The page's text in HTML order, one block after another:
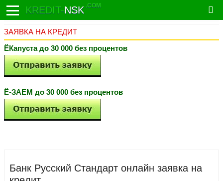
KREDIT-NSK .COM
ЗАЯВКА НА КРЕДИТ
ЁКапуста до 30 000 без процентов
Ё-ЗАЕМ до 30 000 без процентов
Банк Русский Стандарт онлайн заявка на